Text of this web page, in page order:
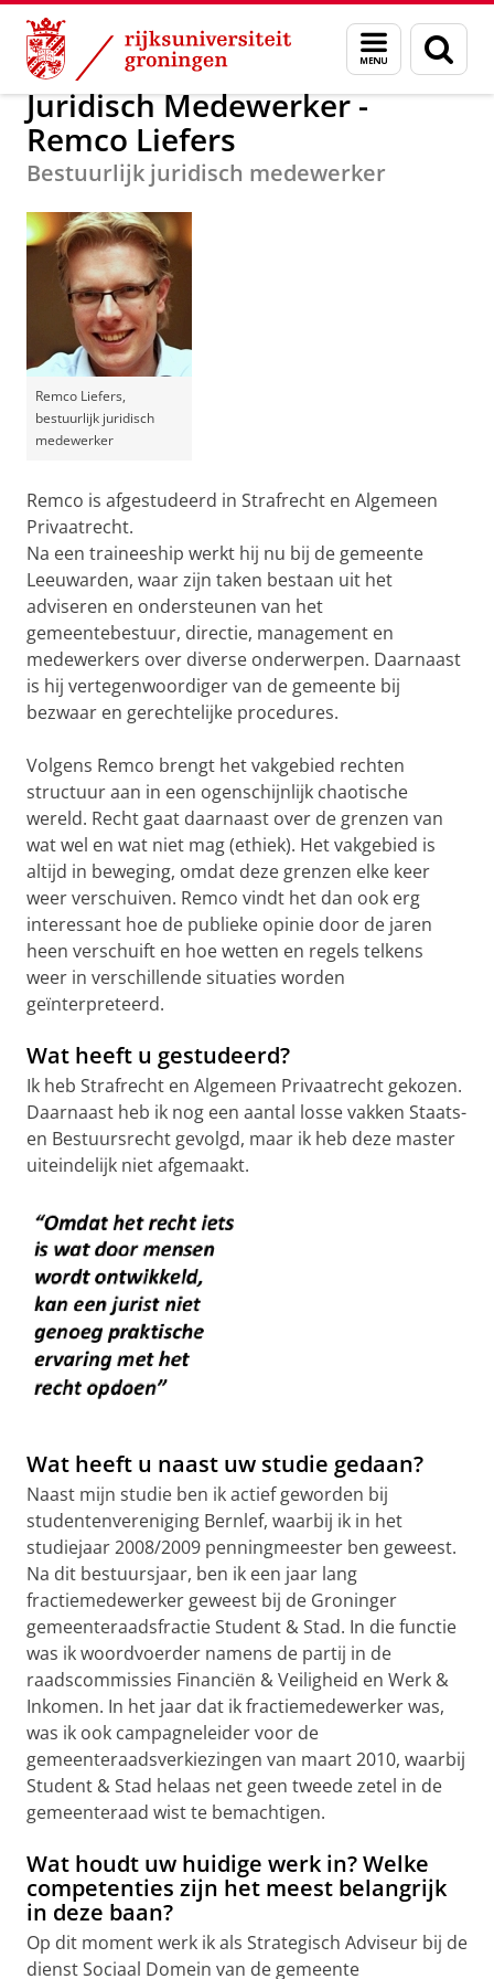
Skip
Content
Skip
Navigation
Menu
en
zoeken
Beroepsmogelijkheden in Nederland
Juridisch Medewerker -
Remco Liefers
Bestuurlijk juridisch medewerker
Remco Liefers,
bestuurlijk juridisch
medewerker
Remco is afgestudeerd in Strafrecht en Algemeen
Privaatrecht.
Na een traineeship werkt hij nu bij de gemeente
Leeuwarden, waar zijn taken bestaan uit het
adviseren en ondersteunen van het
gemeentebestuur, directie, management en
medewerkers over diverse onderwerpen. Daarnaast
is hij vertegenwoordiger van de gemeente bij
bezwaar en gerechtelijke procedures.
Volgens Remco brengt het vakgebied rechten
structuur aan in een ogenschijnlijk chaotische
wereld. Recht gaat daarnaast over de grenzen van
wat wel en wat niet mag (ethiek). Het vakgebied is
altijd in beweging, omdat deze grenzen elke keer
weer verschuiven. Remco vindt het dan ook erg
interessant hoe de publieke opinie door de jaren
heen verschuift en hoe wetten en regels telkens
weer in verschillende situaties worden
geïnterpreteerd.
Wat heeft u gestudeerd?
Ik heb Strafrecht en Algemeen Privaatrecht gekozen.
Daarnaast heb ik nog een aantal losse vakken Staats-
en Bestuursrecht gevolgd, maar ik heb deze master
uiteindelijk niet afgemaakt.
Wat heeft u naast uw studie gedaan?
Naast mijn studie ben ik actief geworden bij
studentenvereniging Bernlef, waarbij ik in het
studiejaar 2008/2009 penningmeester ben geweest.
Na dit bestuursjaar, ben ik een jaar lang
fractiemedewerker geweest bij de Groninger
gemeenteraadsfractie Student & Stad. In die functie
was ik woordvoerder namens de partij in de
raadscommissies Financiën & Veiligheid en Werk &
Inkomen. In het jaar dat ik fractiemedewerker was,
was ik ook campagneleider voor de
gemeenteraadsverkiezingen van maart 2010, waarbij
Student & Stad helaas net geen tweede zetel in de
gemeenteraad wist te bemachtigen.
Wat houdt uw huidige werk in? Welke
competenties zijn het meest belangrijk
in deze baan?
Op dit moment werk ik als Strategisch Adviseur bij de
dienst Sociaal Domein van de gemeente